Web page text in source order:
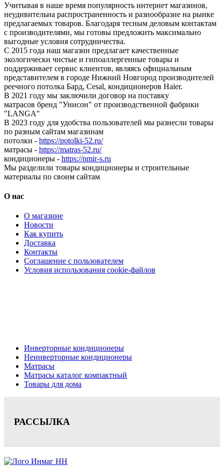
Учитывая в наше время популярность интернет магазинов,
неудивительна распространенность и разнообразие на рынке
предлагаемых товаров. Благодаря тесным деловым контактам
с производителями, мы готовы предложить максимально
выгодные условия сотрудничества.
С 2015 года наш магазин предлагает качественные
экологически чистые и гипоаллергенные товары и
поддерживает сервис клиентов, являясь официальным
представителем в городе Нижний Новгород производителей
реечного потолка Бард, Cesal, кондиционеров Haier.
В 2021 году мы заключили договор на поставку
матрасов бренд "Унисон" от производственной фабрики
"LANGA"
В 2023 году для удобства пользователей мы разнесли товары
по разным сайтам магазинам
потолки - https://potolki-52.ru/
матрасы - https://matras-52.ru/
кондиционеры - https://nmir-s.ru
Мы разделили товары кондиционеры и строительные
материалы по своим сайтам
О нас
О магазине
Новости
Как купить
Доставка
Контакты
Соглашение с пользователем
Условия использования cookie-файлов
Инверторные кондиционеры
Неинверторные кондиционеры
Матрасы
Матрасы каталог компактный
Товары для дома
РАССЫЛКА